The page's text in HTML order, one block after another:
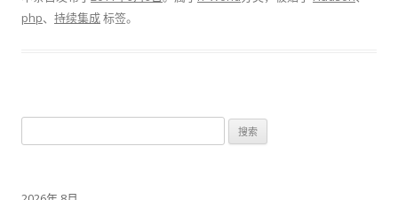
php、 持续集成标签。
索：